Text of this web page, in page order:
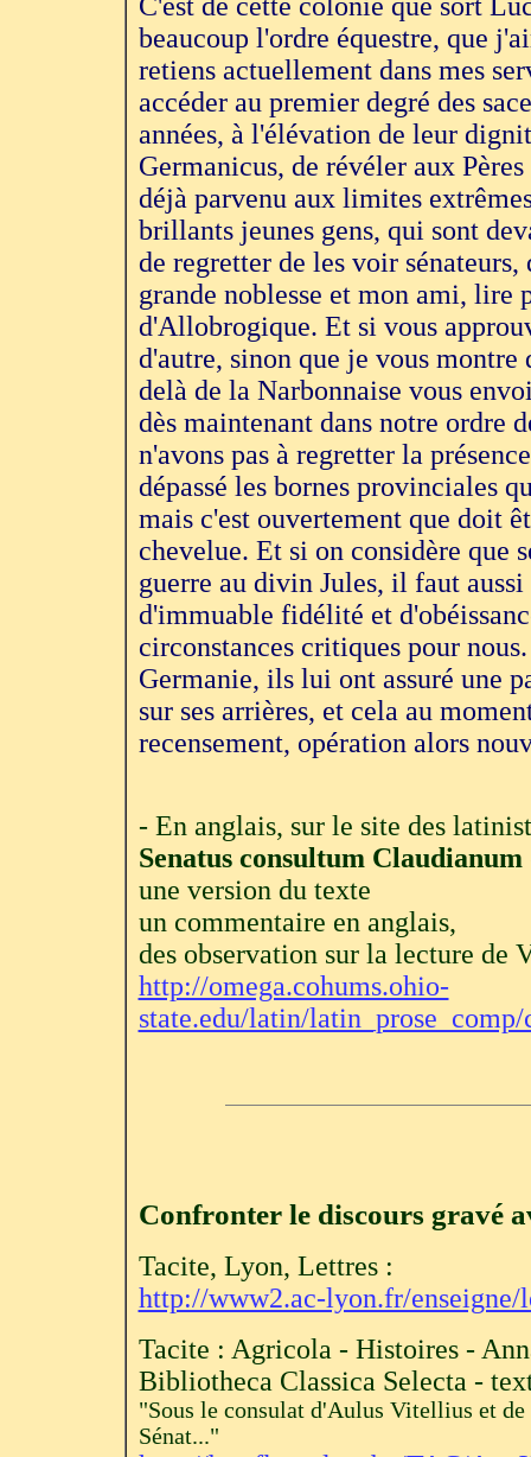
beaucoup l'ordre équestre, que
retiens actuellement dans mes
accéder au premier degré des
années, à l'élévation de leur
Germanicus, de révéler aux
déjà parvenu aux limites
brillants jeunes gens, qui sont
de regretter de les voir
grande noblesse et mon ami, lire
d'Allobrogique. Et si vous
d'autre, sinon que je vous
delà de la Narbonnaise vous
dès maintenant dans notre ordre
n'avons pas à regretter la
dépassé les bornes provinciales
mais c'est ouvertement que doit
chevelue. Et si on considère que
guerre au divin Jules, il faut
d'immuable fidélité et
circonstances critiques pour
Germanie, ils lui ont assuré une
sur ses arrières, et cela au
recensement, opération alors
- En anglais, sur le site des
Senatus consultum
une version du texte
un commentaire en anglais,
des observation sur la lecture de
http://omega.cohums.ohio-
state.edu/latin/
Confronter le discours gravé
Tacite, Lyon, Lettres :
http://www2.ac-lyon.fr/
Tacite : Agricola - Histoires -
Bibliotheca Classica Selecta -
"Sous le consulat d'Aulus Vitellius et
Sénat..."